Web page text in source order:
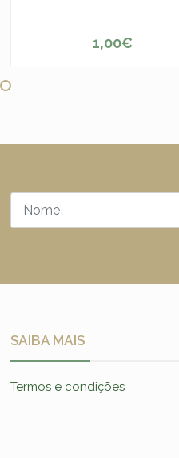
+
1,00€
SAIBA MAIS
Termos e condições